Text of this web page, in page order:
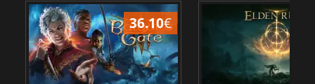
36.10€